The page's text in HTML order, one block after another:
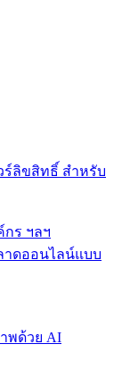
ร ฯลฯ